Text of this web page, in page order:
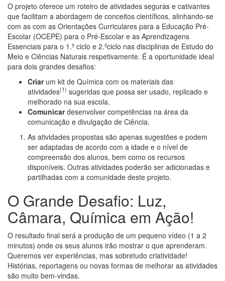
O projeto oferece um roteiro de atividades seguras e cativantes
que facilitam a abordagem de conceitos científicos, alinhando-se
com as com as Orientações Curriculares para a Educação Pré-
Escolar (OCEPE) para o Pré-Escolar e as Aprendizagens
Essenciais para o 1.º ciclo e 2.ºciclo nas disciplinas de Estudo do
Meio e Ciências Naturais respetivamente. É a oportunidade ideal
para dois grandes desafios:
Criar um kit de Química com os materiais das
atividades(1) sugeridas que possa ser usado, replicado e
melhorado na sua escola.
Comunicardesenvolver competências na área da
comunicação e divulgação de Ciência.
As atividades propostas são apenas sugestões e podem
ser adaptadas de acordo com a idade e o nível de
compreensão dos alunos, bem como os recursos
disponíveis. Outras atividades poderão ser adicionadas e
partilhadas com a comunidade deste projeto.
O Grande Desafio: Luz,
Câmara, Química em Ação!
O resultado final será a produção de um pequeno vídeo (1 a 2
minutos) onde os seus alunos irão mostrar o que aprenderam.
Queremos ver experiências, mas sobretudo criatividade!
Histórias, reportagens ou novas formas de melhorar as atividades
são muito bem-vindas.